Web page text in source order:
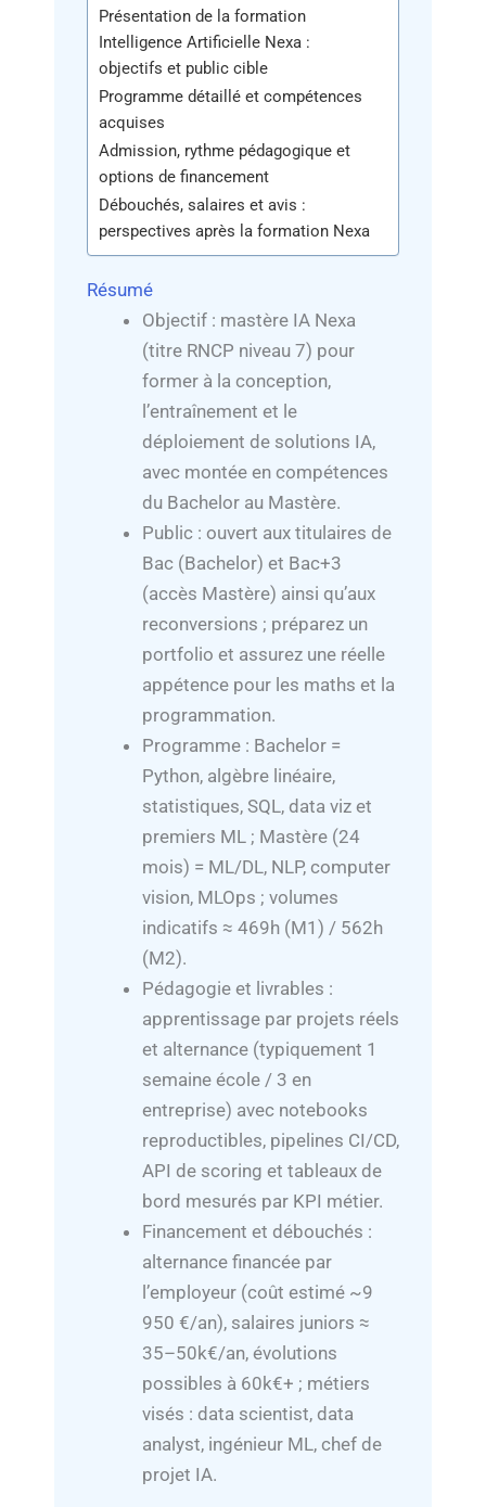
Présentation de la formation
Intelligence Artificielle Nexa :
objectifs et public cible
Programme détaillé et compétences
acquises
Admission, rythme pédagogique et
options de financement
Débouchés, salaires et avis :
perspectives après la formation Nexa
Résumé
Objectif : mastère IA Nexa
(titre RNCP niveau 7) pour
former à la conception,
l’entraînement et le
déploiement de solutions IA,
avec montée en compétences
du Bachelor au Mastère.
Public : ouvert aux titulaires de
Bac (Bachelor) et Bac+3
(accès Mastère) ainsi qu’aux
reconversions ; préparez un
portfolio et assurez une réelle
appétence pour les maths et la
programmation.
Programme : Bachelor =
Python, algèbre linéaire,
statistiques, SQL, data viz et
premiers ML ; Mastère (24
mois) = ML/DL, NLP, computer
vision, MLOps ; volumes
indicatifs ≈ 469h (M1) / 562h
(M2).
Pédagogie et livrables :
apprentissage par projets réels
et alternance (typiquement 1
semaine école / 3 en
entreprise) avec notebooks
reproductibles, pipelines CI/CD,
API de scoring et tableaux de
bord mesurés par KPI métier.
Financement et débouchés :
alternance financée par
l’employeur (coût estimé ~9
950 €/an), salaires juniors ≈
35–50k€/an, évolutions
possibles à 60k€+ ; métiers
visés : data scientist, data
analyst, ingénieur ML, chef de
projet IA.